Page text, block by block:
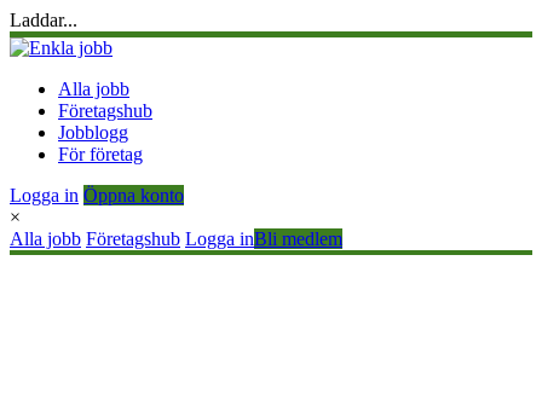
Laddar...
Alla jobb
Företagshub
Jobblogg
För företag
Logga in Öppna konto
×
Alla jobb Företagshub Logga inBli medlem